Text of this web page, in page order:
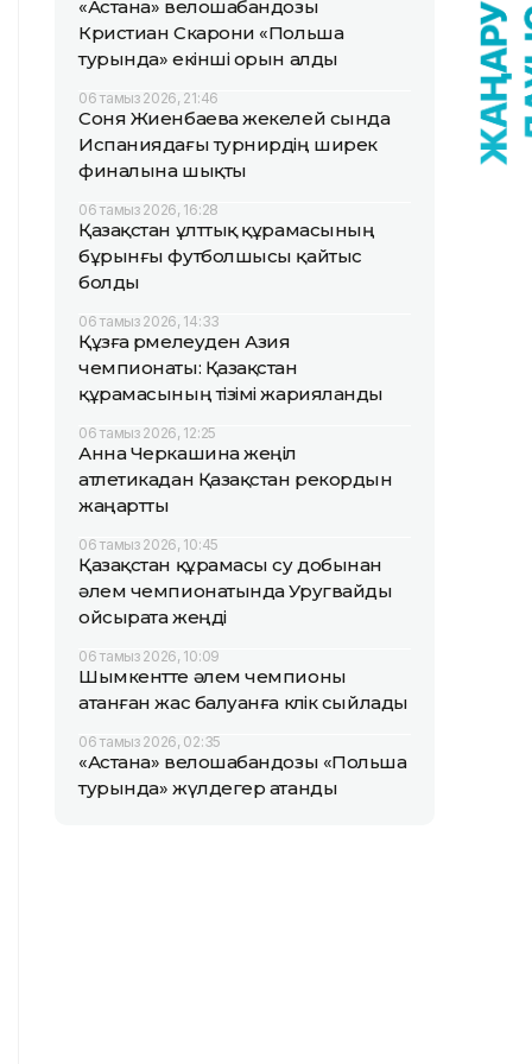
«Астана» велошабандозы
Кристиан Скарони «Польша
турында» екінші орын алды
06 тамыз 2026, 21:46
Соня Жиенбаева жекелей сында
Испаниядағы турнирдің ширек
финалына шықты
06 тамыз 2026, 16:28
Қазақстан ұлттық құрамасының
бұрынғы футболшысы қайтыс
болды
06 тамыз 2026, 14:33
Құзға өрмелеуден Азия
чемпионаты: Қазақстан
құрамасының тізімі жарияланды
06 тамыз 2026, 12:25
Анна Черкашина жеңіл
атлетикадан Қазақстан рекордын
жаңартты
06 тамыз 2026, 10:45
Қазақстан құрамасы су добынан
әлем чемпионатында Уругвайды
ойсырата жеңді
06 тамыз 2026, 10:09
Шымкентте әлем чемпионы
атанған жас балуанға көлік сыйлады
06 тамыз 2026, 02:35
«Астана» велошабандозы «Польша
турында» жүлдегер атанды